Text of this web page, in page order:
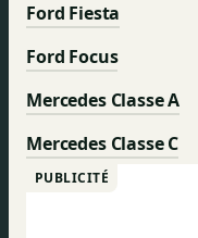
Ford Fiesta
Ford Focus
Mercedes Classe A
Mercedes Classe C
PUBLICITÉ